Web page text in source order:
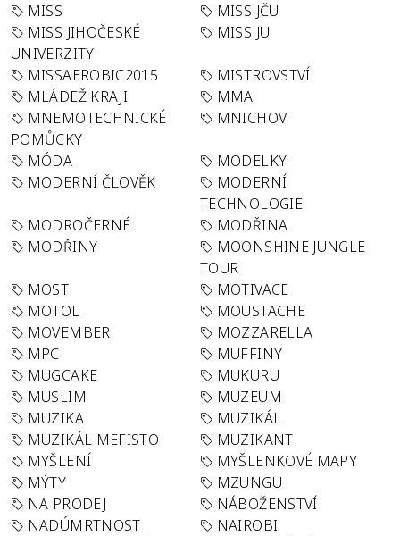
MISS
MISS JČU
MISS JIHOČESKÉ
UNIVERZITY
MISS JU
MISSAEROBIC2015
MISTROVSTVÍ
MLÁDEŽ KRAJI
MMA
MNEMOTECHNICKÉ
POMŮCKY
MNICHOV
MÓDA
MODELKY
MODERNÍ ČLOVĚK
MODERNÍ
TECHNOLOGIE
MODROČERNÉ
MODŘINA
MODŘINY
MOONSHINE JUNGLE
TOUR
MOST
MOTIVACE
MOTOL
MOUSTACHE
MOVEMBER
MOZZARELLA
MPC
MUFFINY
MUGCAKE
MUKURU
MUSLIM
MUZEUM
MUZIKA
MUZIKÁL
MUZIKÁL MEFISTO
MUZIKANT
MYŠLENÍ
MYŠLENKOVÉ MAPY
MÝTY
MZUNGU
NA PRODEJ
NÁBOŽENSTVÍ
NADÚMRTNOST
NAIROBI